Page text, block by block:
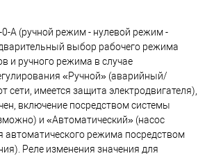
0-A (ручной режим - нулевой режим -
выбор рабочего режима
и ручного режима в случае
«Ручной» (аварийный/
сети, имеется защита электродвигателя),
включение посредством системы
и «Автоматический» (насос
автоматического режима посредством
Реле изменения значения для